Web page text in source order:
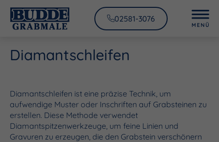
02581-3076
Diamantschleifen
Diamantschleifen ist eine präzise Technik, um
aufwendige Muster oder Inschriften auf Grabsteinen zu
erstellen. Diese Methode verwendet
Diamantspitzenwerkzeuge, um feine Linien und
Gravuren zu erzeugen, die den Grabstein verschönern